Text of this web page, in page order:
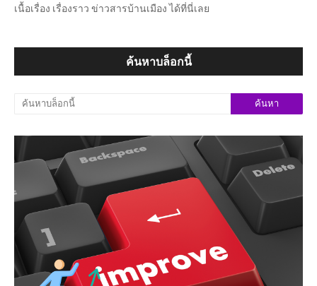
เนื้อเรื่อง เรื่องราว ข่าวสารบ้านเมือง ได้ที่นี่เลย
ค้นหาบล็อกนี้